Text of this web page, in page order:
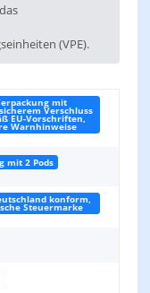
(VPE).
mit
Verschluss
EU-Vorschriften,
Warnhinweise
mit 2 Pods
konform,
Steuermarke